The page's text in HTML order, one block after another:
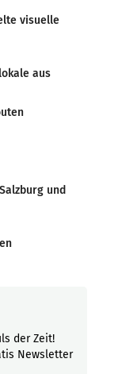
visuelle
aus
und
der Zeit!
Newsletter